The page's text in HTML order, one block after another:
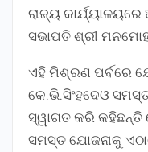
ରାଜ୍ୟ
ସଭାପତି ଶ୍ରୀ
ଏହି ମିଶ୍ରଣ ପର୍ବରେ
କେ.ଭି.ସିଂହଦେଓ
ସ୍ୱାଗତ କରି
ସମସ୍ତ ଯୋଜନାକୁ